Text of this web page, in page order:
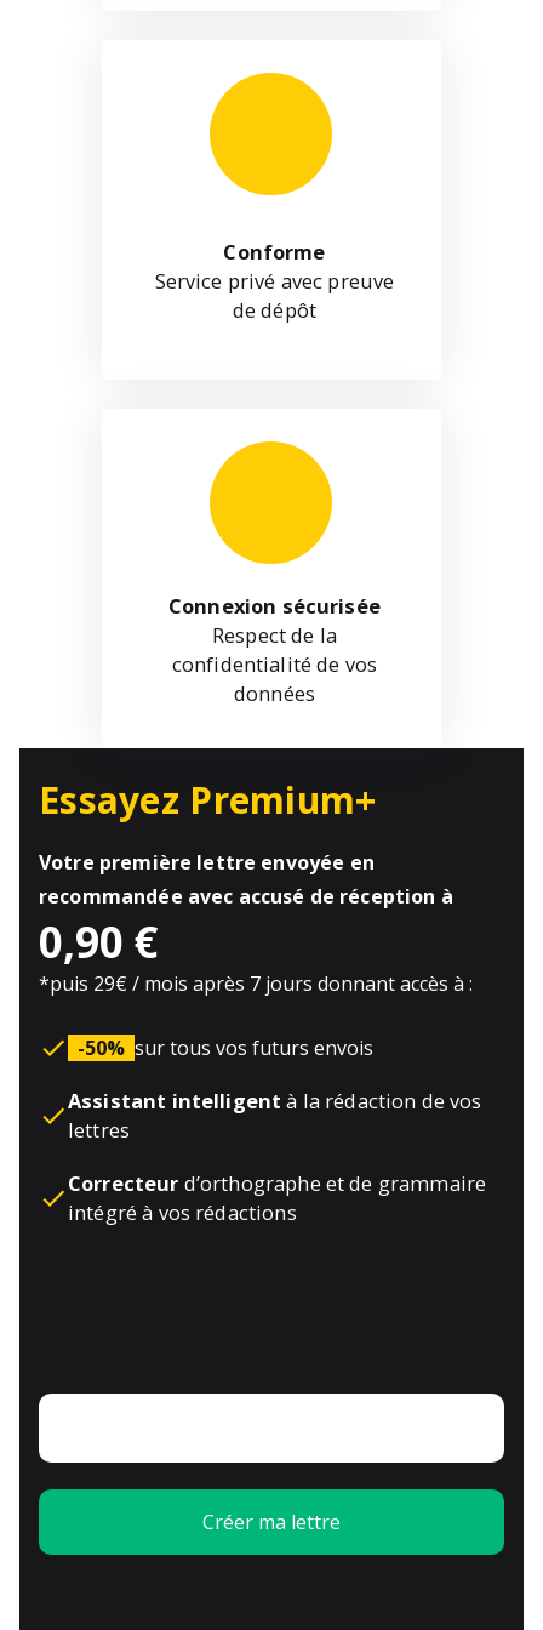
Conforme
Service privé avec preuve
de dépôt
Connexion sécurisée
Respect de la
confidentialité de vos
données
Essayez Premium+
Votre première lettre envoyée en
recommandée avec accusé de réception à
0,90 €
*puis 29€ / mois après 7 jours donnant accès à :
-50% sur tous vos futurs envois
Assistant intelligentà la rédaction de vos
lettres
Correcteur d’orthographe et de grammaire
intégré à vos rédactions
Créer ma lettre